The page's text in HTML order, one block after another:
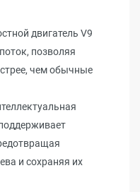
двигатель V9
позволяя
чем обычные
и сохраняя их